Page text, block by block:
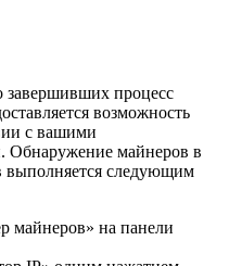
завершивших процесс
возможность
с вашими
Обнаружение майнеров в
выполняется следующим
майнеров» на панели